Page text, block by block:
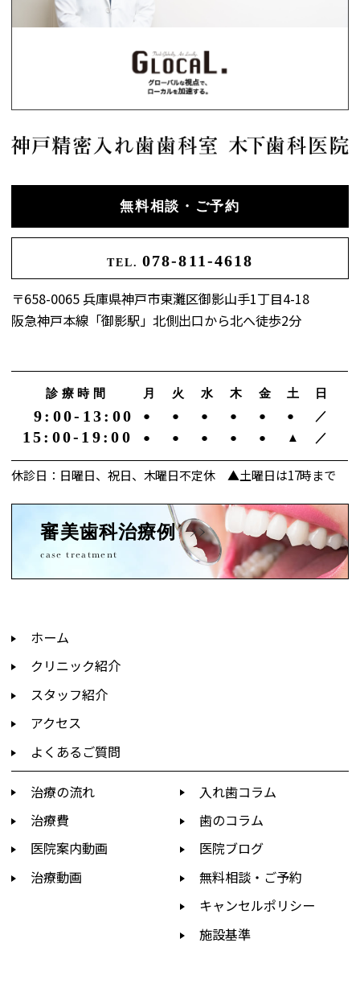
無料相談・ご予約
TEL. 078-811-4618
〒658-0065 兵庫県神戸市東灘区御影山手1丁目4-18
阪急神戸本線「御影駅」北側出口から北へ徒歩2分
審美歯科治療例
case treatment
診療時間 月 火 水 木 金 土 日
9:00-13:00 ● ● ● ● ● ● ／
15:00-19:00 ● ● ● ● ● ▲ ／
休診日：日曜日、祝日、木曜日不定休 ▲土曜日は17時まで
ホーム
クリニック紹介
スタッフ紹介
アクセス
よくあるご質問
治療の流れ
治療費
医院案内動画
治療動画
入れ歯コラム
歯のコラム
医院ブログ
無料相談・ご予約
キャンセルポリシー
施設基準